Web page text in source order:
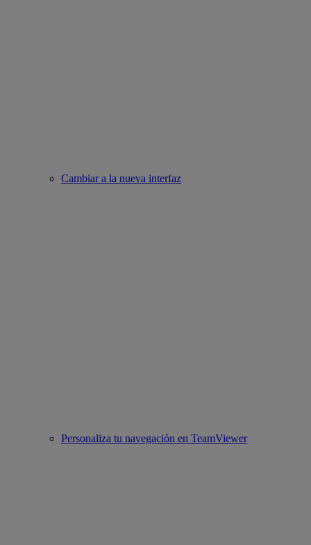
Cambiar a la nueva interfaz
Personaliza tu navegación en TeamViewer